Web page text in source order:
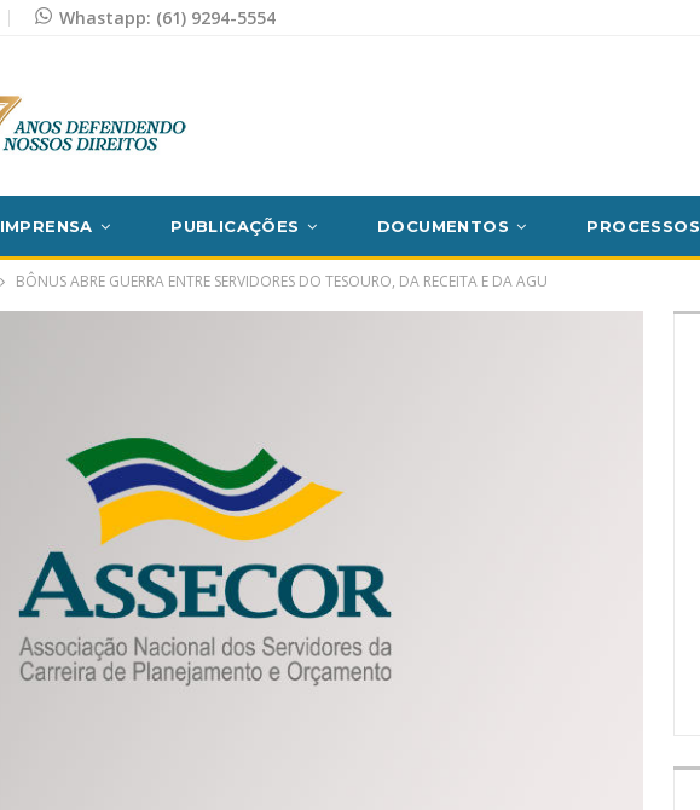
Whastapp: (61) 9294-5554
IMPRENSA PUBLICAÇÕES DOCUMENTOS PROCESSOS
BÔNUS ABRE GUERRA ENTRE SERVIDORES DO TESOURO, DA RECEITA E DA AGU